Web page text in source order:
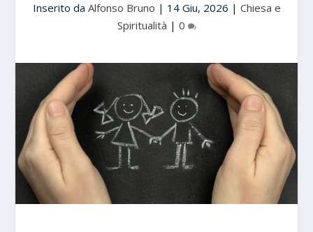
Inserito da Alfonso Bruno | 14 Giu, 2026 | Chiesa e
Spiritualità | 0